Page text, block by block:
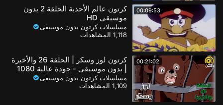
00:09:53
كرتون عالم الأحذية الحلقة 2 بدون
موسيقى HD
مسلسلات كرتون بدون موسيقى
1,118 المشاهدات
00:21:02
كرتون لوز وسكر | الحلقة 26 والأخيرة
| بدون موسيقى - جودة عالية 1080
مسلسلات كرتون بدون موسيقى
1,109 المشاهدات